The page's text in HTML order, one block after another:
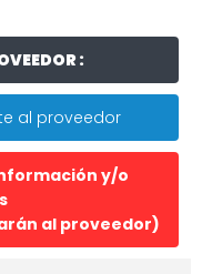
:
al proveedor
y/o
al proveedor)